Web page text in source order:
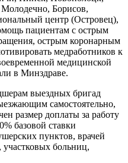
Борисов,
центр (Островец),
пациентам с острым
острым коронарным
медработников к
медицинской
в Минздраве.
выездных бригад
самостоятельно,
размер доплаты за работу
базовой ставки
пунктов, врачей
больниц,